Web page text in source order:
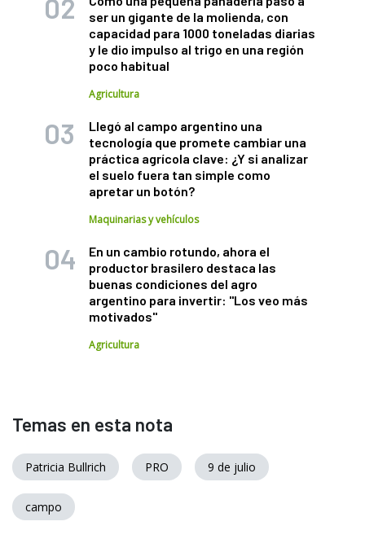
ser un gigante de la molienda, con
capacidad para 1000 toneladas diarias
y le dio impulso al trigo en una región
poco habitual
Agricultura
Llegó al campo argentino una
tecnología que promete cambiar una
práctica agrícola clave: ¿Y si analizar
el suelo fuera tan simple como
apretar un botón?
Maquinarias y vehículos
En un cambio rotundo, ahora el
productor brasilero destaca las
buenas condiciones del agro
argentino para invertir: "Los veo más
motivados"
Agricultura
Temas en esta nota
Patricia Bullrich PRO 9 de julio
campo